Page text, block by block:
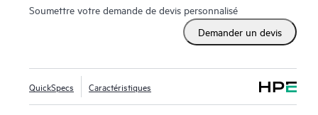
Soumettre votre demande de devis personnalisé
Demander un devis
QuickSpecs Caractéristiques